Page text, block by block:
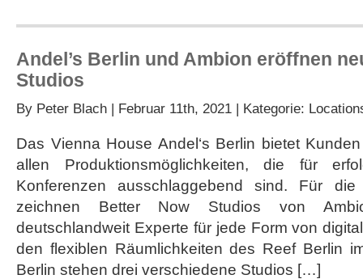
Andel’s Berlin und Ambion eröffnen
Studios
By Peter Blach | Februar 11th, 2021 | Kategorie:
Das Vienna House Andel‘s Berlin bietet
allen Produktionsmöglichkeiten, die für
Konferenzen ausschlaggebend sind. Für die
zeichnen Better Now Studios von
deutschlandweit Experte für jede Form von
den flexiblen Räumlichkeiten des Reef Berlin
Berlin stehen drei verschiedene Studios […]